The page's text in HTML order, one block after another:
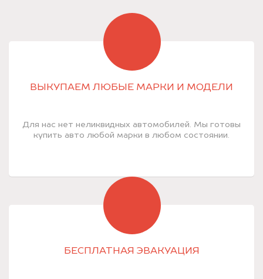
ВЫКУПАЕМ ЛЮБЫЕ МАРКИ И МОДЕЛИ
Для нас нет неликвидных автомобилей. Мы готовы
купить авто любой марки в любом состоянии.
БЕСПЛАТНАЯ ЭВАКУАЦИЯ